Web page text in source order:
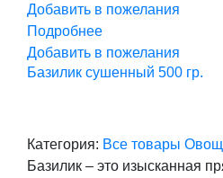
Добавить в пожелания
Подробнее
Добавить в пожелания
Базилик сушенный 500 гр.
Категория: Все товары
Базилик – это изысканная